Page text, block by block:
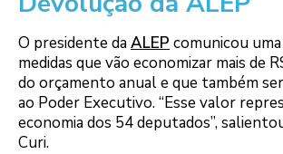
O presidente daALEP comunicou
medidas que vão economizar mais de
do orçamento anual e que também
ao Poder Executivo. “Esse valor
economia dos 54 deputados”,
Curi.